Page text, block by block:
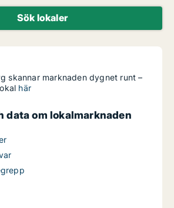
Sök lokaler
skannar marknaden dygnet runt –
här
data om lokalmarknaden